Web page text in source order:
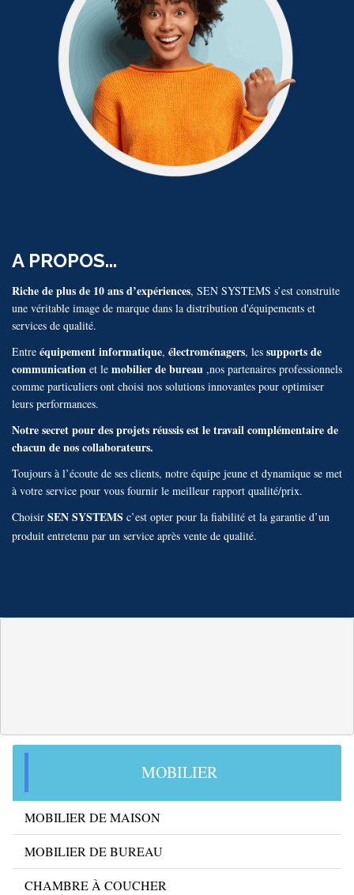
A PROPOS...
Riche de plus de 10 ans d’expériences, SEN SYSTEMS s’est construite
une véritable image de marque dans la distribution d'équipements et
services de qualité.
Entre équipement informatique, électroménagers, les supports de
communication et le mobilier de bureau ,nos partenaires professionnels
comme particuliers ont choisi nos solutions innovantes pour optimiser
leurs performances.
Notre secret pour des projets réussis est le travail complémentaire de
chacun de nos collaborateurs.
Toujours à l’écoute de ses clients, notre équipe jeune et dynamique se met
à votre service pour vous fournir le meilleur rapport qualité/prix.
Choisir SEN SYSTEMS c’est opter pour la fiabilité et la garantie d’un
produit entretenu par un service après vente de qualité.
MOBILIER
MOBILIER DE MAISON
MOBILIER DE BUREAU
CHAMBRE À COUCHER